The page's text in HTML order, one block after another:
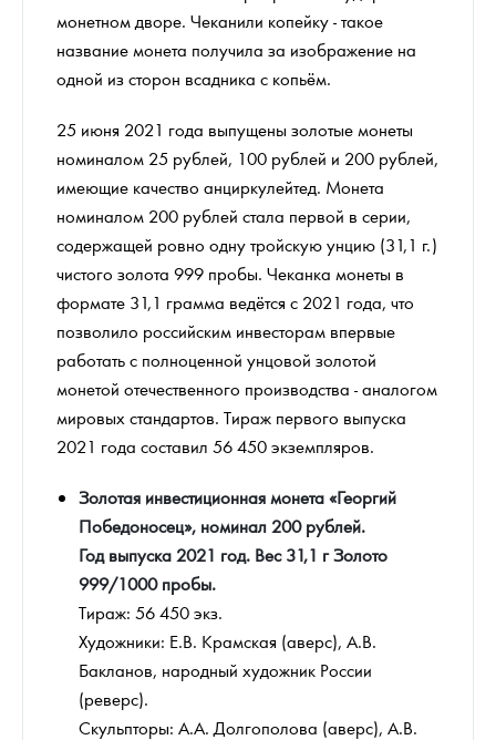
монетном дворе. Чеканили копейку - такое
название монета получила за изображение на
одной из сторон всадника с копьём.
25 июня 2021 года выпущены золотые монеты
номиналом 25 рублей, 100 рублей и 200 рублей,
имеющие качество анциркулейтед. Монета
номиналом 200 рублей стала первой в серии,
содержащей ровно одну тройскую унцию (31,1 г.)
чистого золота 999 пробы. Чеканка монеты в
формате 31,1 грамма ведётся с 2021 года, что
позволило российским инвесторам впервые
работать с полноценной унцовой золотой
монетой отечественного производства - аналогом
мировых стандартов. Тираж первого выпуска
2021 года составил 56 450 экземпляров.
Золотая инвестиционная монета «Георгий
Победоносец», номинал 200 рублей.
Год выпуска 2021 год. Вес 31,1 г Золото
999/1000 пробы.
Тираж: 56 450 экз.
Художники: Е.В. Крамская (аверс), А.В.
Бакланов, народный художник России
(реверс).
Скульпторы: А.А. Долгополова (аверс), А.В.